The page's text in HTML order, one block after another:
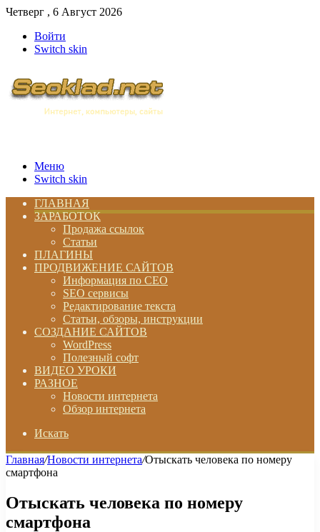
Четверг , 6 Август 2026
Войти
Switch skin
Меню
Switch skin
ГЛАВНАЯ
ЗАРАБОТОК
Продажа ссылок
Статьи
ПЛАГИНЫ
ПРОДВИЖЕНИЕ САЙТОВ
Информация по СЕО
SEO сервисы
Редактирование текста
Статьи, обзоры, инструкции
СОЗДАНИЕ САЙТОВ
WordPress
Полезный софт
ВИДЕО УРОКИ
РАЗНОЕ
Новости интернета
Обзор интернета
Искать
Главная/Новости интернета/Отыскать человека по номеру
смартфона
Отыскать человека по номеру
смартфона